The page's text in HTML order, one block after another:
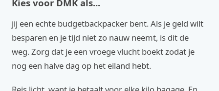
Kies voor DMK als...
jij een echte budgetbackpacker bent. Als je geld wilt
besparen en je tijd niet zo nauw neemt, is dit de
weg. Zorg dat je een vroege vlucht boekt zodat je
nog een halve dag op het eiland hebt.